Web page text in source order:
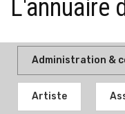
L'annuaire
Administration &
Artiste